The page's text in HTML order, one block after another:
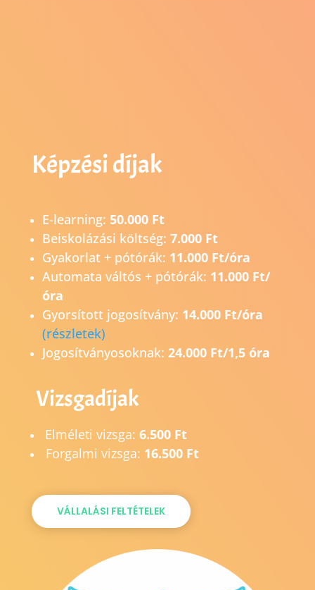
Képzési díjak
E-learning: 50.000 Ft
Beiskolázási költség: 7.000 Ft
Gyakorlat + pótórák: 11.000 Ft/óra
Automata váltós + pótórák: 11.000 Ft/
óra
Gyorsított jogosítvány: 14.000 Ft/óra
(részletek)
Jogosítványosoknak: 24.000 Ft/1,5 óra
Vizsgadíjak
Elméleti vizsga: 6.500 Ft
Forgalmi vizsga: 16.500 Ft
VÁLLALÁSI FELTÉTELEK